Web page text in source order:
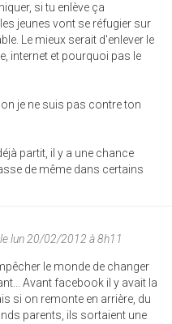
si tu enlève ça
jeunes vont se réfugier sur
Le mieux serait d'enlever le
internet et pourquoi pas le
je ne suis pas contre ton
partit, il y a une chance
de même dans certains
le lun 20/02/2012 à 8h11
le monde de changer
Avant facebook il y avait la
si on remonte en arrière, du
parents, ils sortaient une